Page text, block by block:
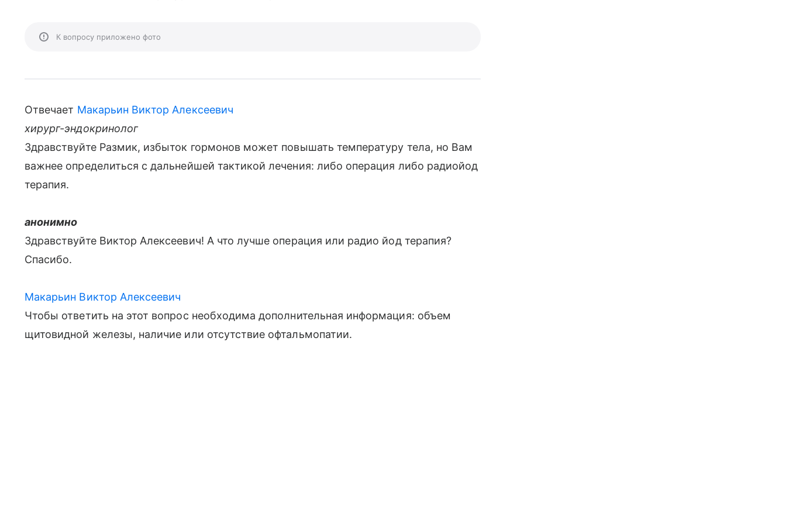
К вопросу приложено фото
Отвечает Макарьин Виктор Алексеевич
хирург-эндокринолог
Здравствуйте Размик, избыток гормонов может повышать температуру тела, но Вам
важнее определиться с дальнейшей тактикой лечения: либо операция либо радиойод
терапия.
анонимно
Здравствуйте Виктор Алексеевич! А что лучше операция или радио йод терапия?
Спасибо.
Макарьин Виктор Алексеевич
Чтобы ответить на этот вопрос необходима дополнительная информация: объем
щитовидной железы, наличие или отсутствие офтальмопатии.